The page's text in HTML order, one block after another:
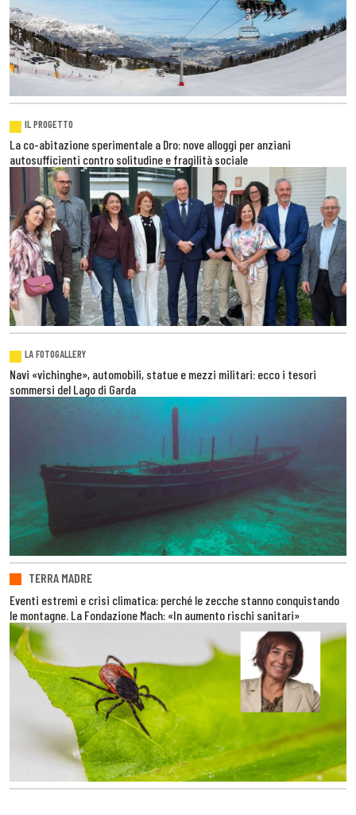
IL PROGETTO
La co-abitazione sperimentale a Dro: nove alloggi per anziani
autosufficienti contro solitudine e fragilità sociale
LA FOTOGALLERY
Navi «vichinghe», automobili, statue e mezzi militari: ecco i tesori
sommersi del Lago di Garda
TERRA MADRE
Eventi estremi e crisi climatica: perché le zecche stanno conquistando
le montagne. La Fondazione Mach: «In aumento rischi sanitari»